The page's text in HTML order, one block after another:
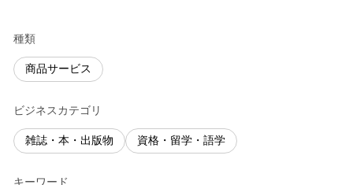
種類
商品サービス
ビジネスカテゴリ
雑誌・本・出版物 資格・留学・語学
キーワード